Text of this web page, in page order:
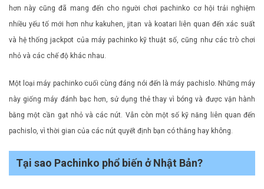
hơn này cũng đã mang đến cho người chơi pachinko cơ hội trải nghiệm
nhiều yếu tố mới hơn như kakuhen, jitan và koatari liên quan đến xác suất
và hệ thống jackpot của máy pachinko kỹ thuật số, cũng như các trò chơi
nhỏ và các chế độ khác nhau.
Một loại máy pachinko cuối cùng đáng nói đến là máy pachislo. Những máy
này giống máy đánh bạc hơn, sử dụng thẻ thay vì bóng và được vận hành
bằng một cần gạt nhỏ và các nút. Vẫn còn một số kỹ năng liên quan đến
pachislo, vì thời gian của các nút quyết định bạn có thắng hay không.
Tại sao Pachinko phổ biến ở Nhật Bản?